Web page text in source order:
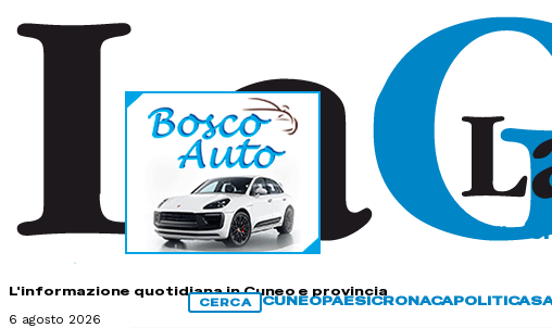
L'informazione quotidiana in Cuneo e provincia
6 agosto 2026
CERCA CUNEOPAESICRONACAPOLITICA